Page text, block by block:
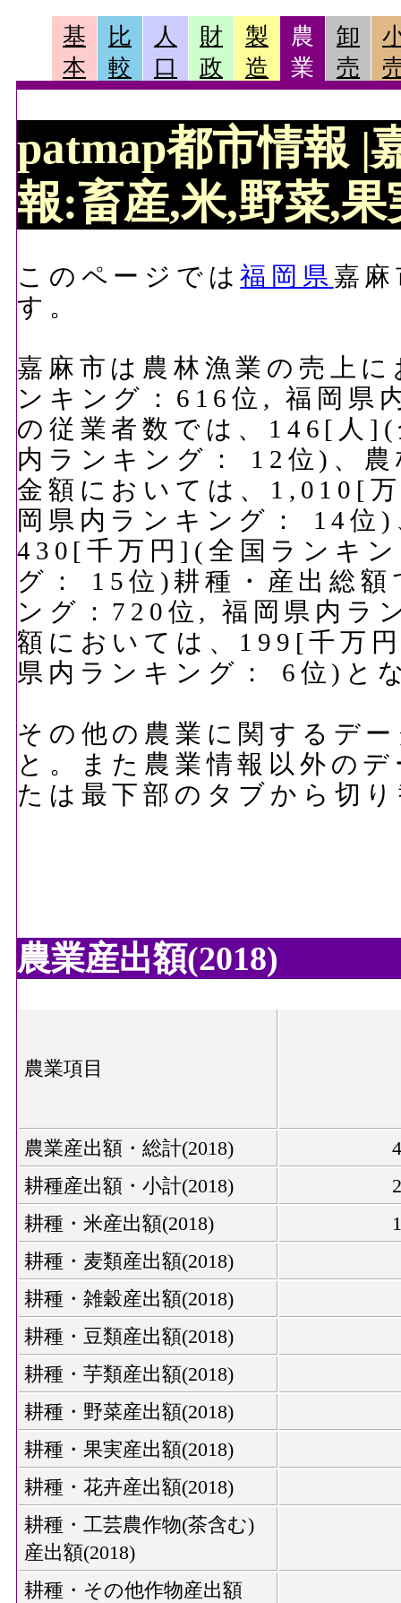
基
本
比
較
人
口
財
政
製
造
農
業
卸
売
patmap都市情報 |
報:畜産,米,野菜,果
このページでは福岡県 嘉
す。
嘉麻市は農林漁業の売上
ンキング：616位, 福岡県
の従業者数では、146[人
内ランキング： 12位)、
金額においては、1,010[
岡県内ランキング： 14位
430[千万円](全国ランキ
グ： 15位)耕種・産出総
ング：720位, 福岡県内ラ
額においては、199[千万
県内ランキング： 6位)と
その他の農業に関するデ
と。また農業情報以外の
たは最下部のタブから切
農業産出額(2018)
農業項目
農業産出額・総計(2018)
耕種産出額・小計(2018)
耕種・米産出額(2018)
耕種・麦類産出額(2018)
耕種・雑穀産出額(2018)
耕種・豆類産出額(2018)
耕種・芋類産出額(2018)
耕種・野菜産出額(2018)
耕種・果実産出額(2018)
耕種・花卉産出額(2018)
耕種・工芸農作物(茶含む)
産出額(2018)
耕種・その他作物産出額